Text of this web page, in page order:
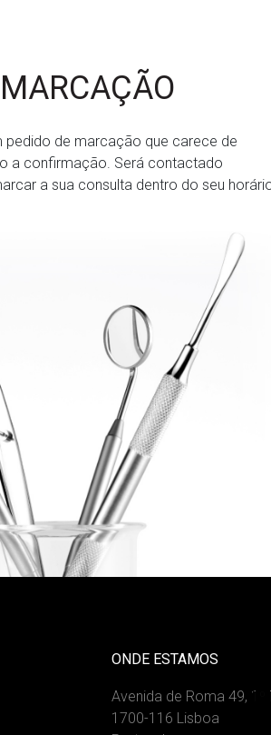
pedido de marcação que carece de
a confirmação. Será contactado
a sua consulta dentro do seu
ONDE ESTAMOS
Avenida de Roma 49, 1º
1700-116 Lisboa